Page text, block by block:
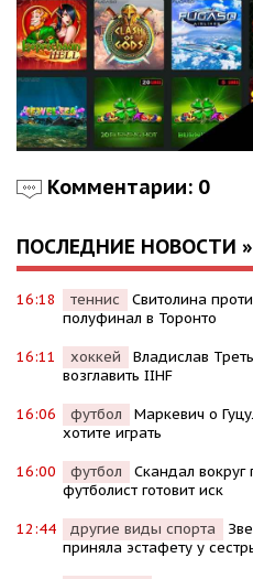
Комментарии: 0
ПОСЛЕДНИЕ НОВОСТИ »
16:18 теннис
Свитолина
полуфинал в Торонто
16:11 хоккей
Владислав
возглавить IIHF
16:06 футбол
Маркевич о
хотите играть
16:00 футбол
Скандал
футболист готовит иск
12:44 другие виды спорта
приняла эстафету у